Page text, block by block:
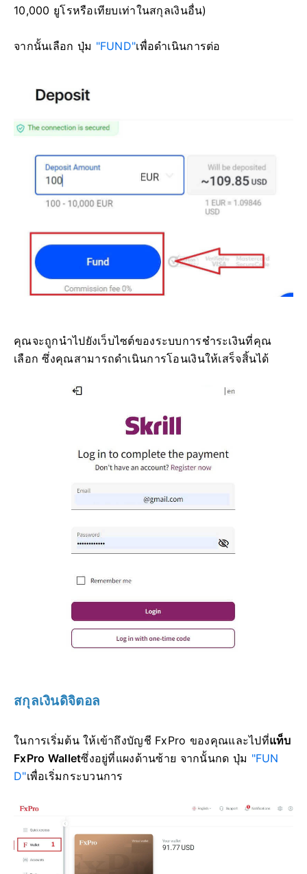
10,000 ยูโรหรือเทียบเท่าในสกุลเงินอื่น)
จากนั้นเลือก ปุ่ม "FUND"เพื่อดำเนินการต่อ
คุณจะถูกนำไปยังเว็บไซต์ของระบบการชำระเงินที่คุณ
เลือก ซึ่งคุณสามารถดำเนินการโอนเงินให้เสร็จสิ้นได้
สกุลเงินดิจิตอล
ในการเริ่มต้น ให้เข้าถึงบัญชี FxPro ของคุณและไปที่แท็บ
FxPro Walletซึ่งอยู่ที่แผงด้านซ้าย จากนั้นกด ปุ่ม "FUN
D"เพื่อเริ่มกระบวนการ